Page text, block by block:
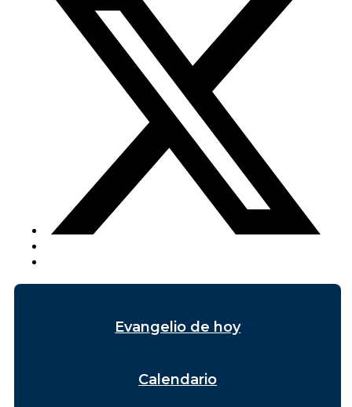
Evangelio de hoy
Calendario